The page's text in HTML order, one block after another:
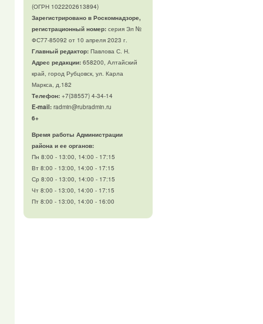
(ОГРН 1022202613894)
Зарегистрировано в Роскомнадзоре,
регистрационный номер:серия Эл №
ФС77-85092 от 10 апреля 2023 г.
Главный редактор:Павлова С. Н.
Адрес редакции:658200, Алтайский
край, город Рубцовск, ул. Карла
Маркса, д.182
Телефон:+7(38557) 4-34-14
E-mail:radmin@rubradmin.ru
6+
Время работы Администрации
района и ее органов:
Пн 8:00 - 13:00, 14:00 - 17:15
Вт 8:00 - 13:00, 14:00 - 17:15
Ср 8:00 - 13:00, 14:00 - 17:15
Чт 8:00 - 13:00, 14:00 - 17:15
Пт 8:00 - 13:00, 14:00 - 16:00